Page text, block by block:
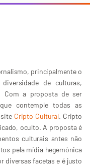
principalmente o
de culturas,
Com a proposta de ser
contemple todas as
Cripto Cultural. Cripto
oculto. A proposta é
culturais antes não
pela mídia hegemônica
diversas facetas e é justo